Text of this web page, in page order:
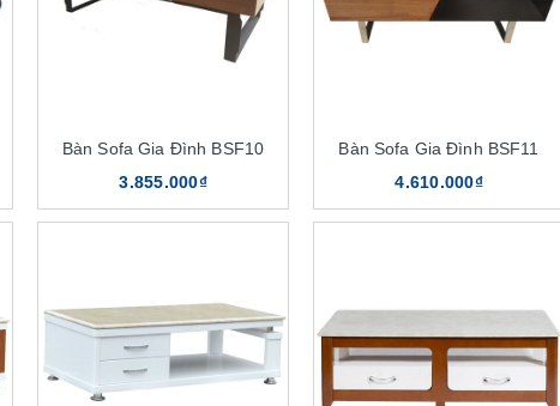
Bàn Sofa Gia Đình BSF10
3.855.000₫
Bàn Sofa Gia Đình BSF11
4.610.000₫